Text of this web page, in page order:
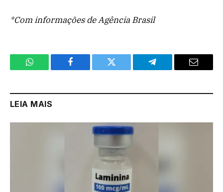
*Com informações de Agência Brasil
WhatsApp Facebook Twitter Telegram Email
LEIA MAIS